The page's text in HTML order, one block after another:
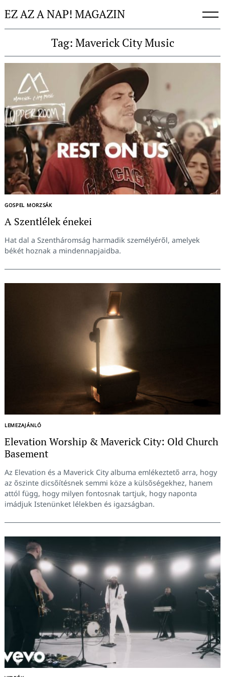
toEZ AZ A NAP! MAGAZIN
Tag: Maverick City Music
GOSPEL MORZSÁK
A Szentlélek énekei
Hat dal a Szentháromság harmadik személyéről, amelyek
békét hoznak a mindennapjaidba.
LEMEZAJÁNLÓ
Elevation Worship & Maverick City: Old Church
Basement
Az Elevation és a Maverick City albuma emlékeztető arra, hogy
az őszinte dicsőítésnek semmi köze a külsőségekhez, hanem
attól függ, hogy milyen fontosnak tartjuk, hogy naponta
imádjuk Istenünket lélekben és igazságban.